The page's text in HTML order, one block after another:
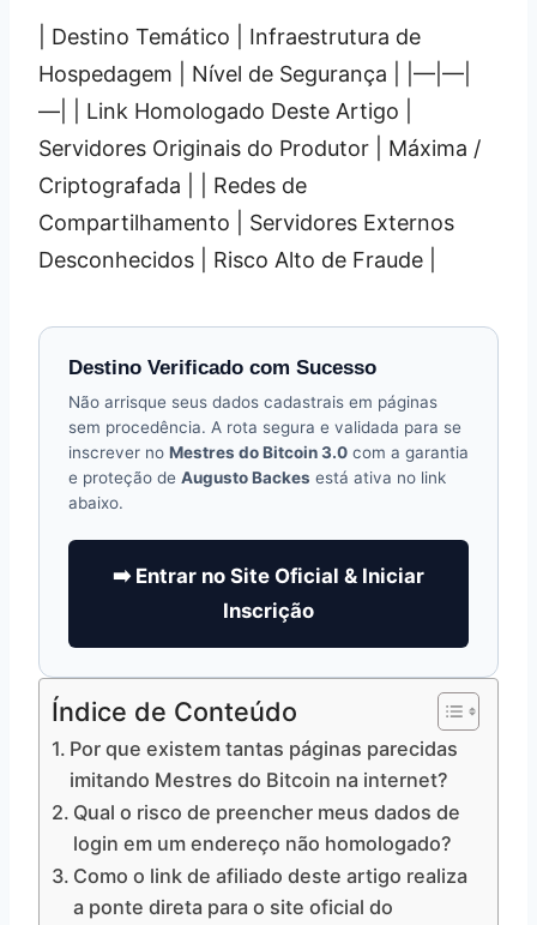
| Destino Temático | Infraestrutura de
Hospedagem | Nível de Segurança | |—|—|
—| | Link Homologado Deste Artigo |
Servidores Originais do Produtor | Máxima /
Criptografada | | Redes de
Compartilhamento | Servidores Externos
Desconhecidos | Risco Alto de Fraude |
Destino Verificado com Sucesso
Não arrisque seus dados cadastrais em páginas
sem procedência. A rota segura e validada para se
inscrever no Mestres do Bitcoin 3.0 com a garantia
e proteção de Augusto Backes está ativa no link
abaixo.
➡️ Entrar no Site Oficial & Iniciar
Inscrição
Índice de Conteúdo
Por que existem tantas páginas parecidas
imitando Mestres do Bitcoin na internet?
Qual o risco de preencher meus dados de
login em um endereço não homologado?
Como o link de afiliado deste artigo realiza
a ponte direta para o site oficial do